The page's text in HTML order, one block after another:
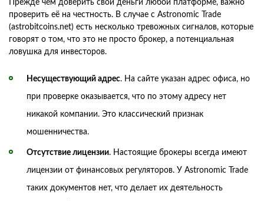
Прежде чем доверить свои деньги любой платформе, важно
проверить её на честность. В случае с Astronomic Trade
(astrobitcoins.net) есть несколько тревожных сигналов, которые
говорят о том, что это не просто брокер, а потенциальная
ловушка для инвесторов.
Несуществующий адрес. На сайте указан адрес офиса, но
при проверке оказывается, что по этому адресу нет
никакой компании. Это классический признак
мошенничества.
Отсутствие лицензии. Настоящие брокеры всегда имеют
лицензии от финансовых регуляторов. У Astronomic Trade
таких документов нет, что делает их деятельность